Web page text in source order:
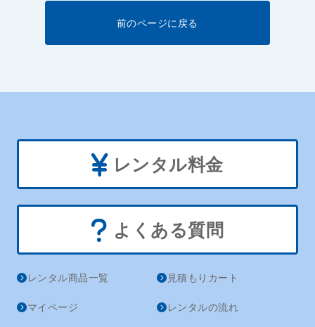
前のページに戻る
レンタル料金
よくある質問
レンタル商品一覧 見積もりカート
マイページ レンタルの流れ